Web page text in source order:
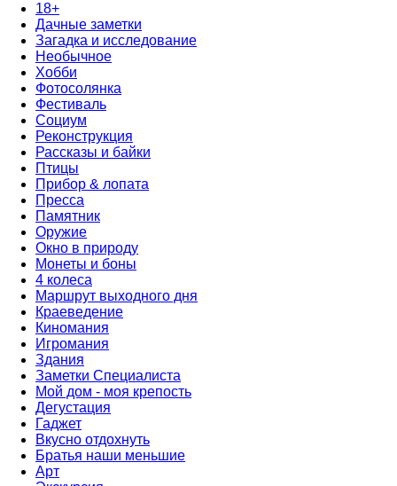
18+
Дачные заметки
Загадка и исследование
Необычное
Хобби
Фотосолянка
Фестиваль
Социум
Реконструкция
Рассказы и байки
Птицы
Прибор & лопата
Пресса
Памятник
Оружие
Окно в природу
Монеты и боны
4 колеса
Маршрут выходного дня
Краеведение
Киномания
Игромания
Здания
Заметки Специалиста
Мой дом - моя крепость
Дегустация
Гаджет
Вкусно отдохнуть
Братья наши меньшие
Арт